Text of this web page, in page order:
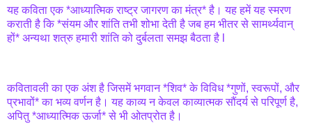
यह कविता एक *आध्यात्मिक राष्ट्र जागरण का मंत्र* है। यह हमें यह स्मरण
कराती है कि *संयम और शांति तभी शोभा देती है जब हम भीतर से सामर्थ्यवान्
हों* अन्यथा शत्रु हमारी शांति को दुर्बलता समझ बैठता है l
कवितावली का एक अंश है जिसमें भगवान *शिव* के विविध *गुणों, स्वरूपों, और
प्रभावों* का भव्य वर्णन है। यह काव्य न केवल काव्यात्मक सौंदर्य से परिपूर्ण है,
अपितु *आध्यात्मिक ऊर्जा* से भी ओतप्रोत है।